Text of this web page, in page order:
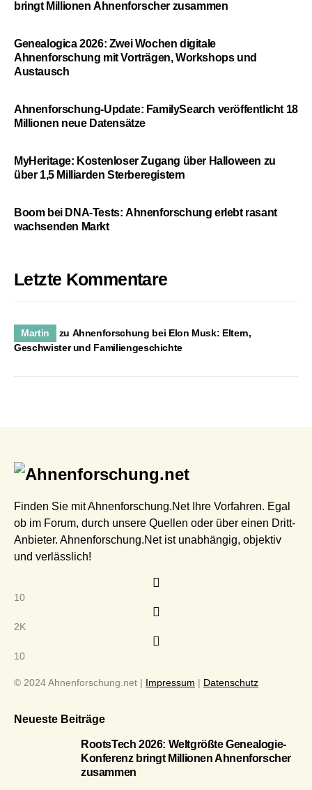
bringt Millionen Ahnenforscher zusammen
Genealogica 2026: Zwei Wochen digitale
Ahnenforschung mit Vorträgen, Workshops und
Austausch
Ahnenforschung-Update: FamilySearch veröffentlicht 18
Millionen neue Datensätze
MyHeritage: Kostenloser Zugang über Halloween zu
über 1,5 Milliarden Sterberegistern
Boom bei DNA-Tests: Ahnenforschung erlebt rasant
wachsenden Markt
Letzte Kommentare
Martin zu Ahnenforschung bei Elon Musk: Eltern,
Geschwister und Familiengeschichte
Finden Sie mit Ahnenforschung.Net Ihre Vorfahren. Egal
ob im Forum, durch unsere Quellen oder über einen Dritt-
Anbieter. Ahnenforschung.Net ist unabhängig, objektiv
und verlässlich!
10
2K
10
© 2024 Ahnenforschung.net | Impressum | Datenschutz
Neueste Beiträge
RootsTech 2026: Weltgrößte Genealogie-
Konferenz bringt Millionen Ahnenforscher
zusammen